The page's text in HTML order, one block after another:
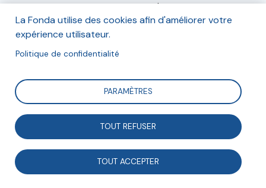
acteurs de terrain du soin et de l'accompagnement,
et rencontrer les lauréats et finalistes du Prix
Fondation Cognacq-Jay et des personnes
marquantes du monde de la solidarité sociale.
Informations
Le vendredi 31 mars 2023, de 14h30 à 20h30,
Au CENTQUATRE-PARIS, 5 rue Curial, 75019 Paris.
La Fonda utilise des cookies afin d'améliorer votre
expérience utilisateur.
Politique de confidentialité
PARAMÈTRES
TOUT REFUSER
TOUT ACCEPTER